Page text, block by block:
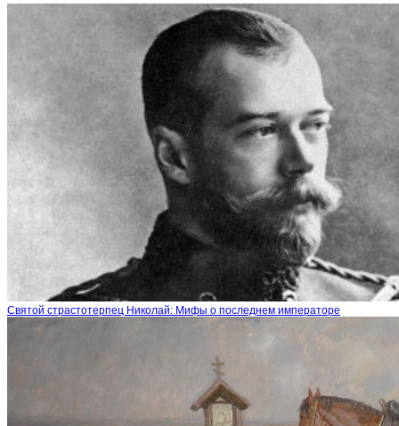
Святой страстотерпец Николай: Мифы о последнем императоре